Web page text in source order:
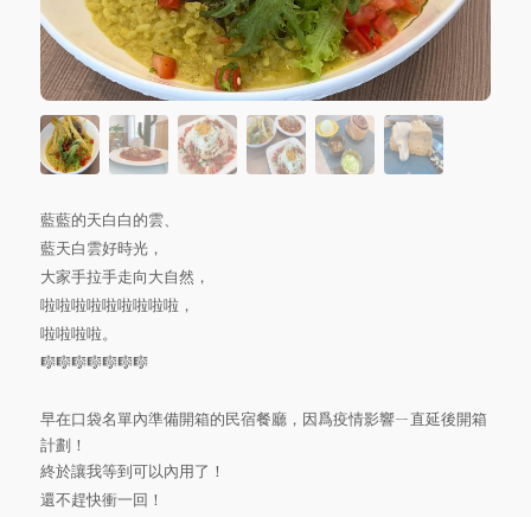
藍藍的天白白的雲、
藍天白雲好時光，
大家手拉手走向大自然，
啦啦啦啦啦啦啦啦啦，
啦啦啦啦。
🎼🎼🎼🎼🎼🎼🎼
早在口袋名單內準備開箱的民宿餐廳，因爲疫情影響ㄧ直延後開箱
計劃！
終於讓我等到可以內用了！
還不趕快衝一回！